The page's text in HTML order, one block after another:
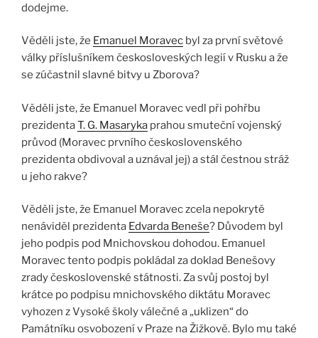
dodejme.
Věděli jste, že Emanuel Moravec byl za první světové
války příslušníkem českosloveských legií v Rusku a že
se zúčastnil slavné bitvy u Zborova?
Věděli jste, že Emanuel Moravec vedl při pohřbu
prezidentaT. G. Masaryka prahou smuteční vojenský
průvod (Moravec prvního československého
prezidenta obdivoval a uznával jej) a stál čestnou stráž
u jeho rakve?
Věděli jste, že Emanuel Moravec zcela nepokrytě
nenáviděl prezidenta Edvarda Beneše? Důvodem byl
jeho podpis pod Mnichovskou dohodou. Emanuel
Moravec tento podpis pokládal za doklad Benešovy
zrady československé státnosti. Za svůj postoj byl
krátce po podpisu mnichovského diktátu Moravec
vyhozen z Vysoké školy válečné a „uklizen“ do
Památníku osvobození v Praze na Žižkově. Bylo mu také